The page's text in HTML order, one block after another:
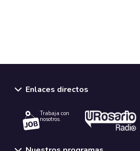
Enlaces directos
Trabaja con
nosotros.